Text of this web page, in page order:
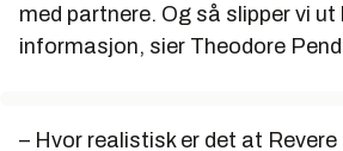
med partnere. Og så slipper vi ut
informasjon, sier Theodore
– Hvor realistisk er det at Revere